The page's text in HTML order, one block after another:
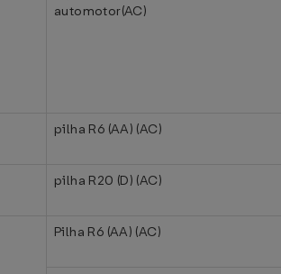
automotor(AC)
pilha R6 (AA) (AC)
pilha R20 (D) (AC)
Pilha R6 (AA) (AC)